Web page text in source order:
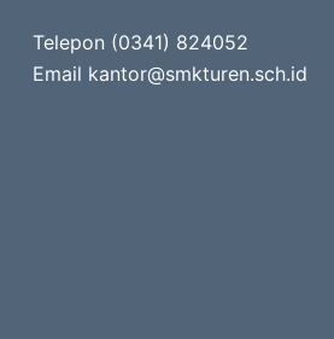
Telepon (0341) 824052
Email kantor@smkturen.sch.id